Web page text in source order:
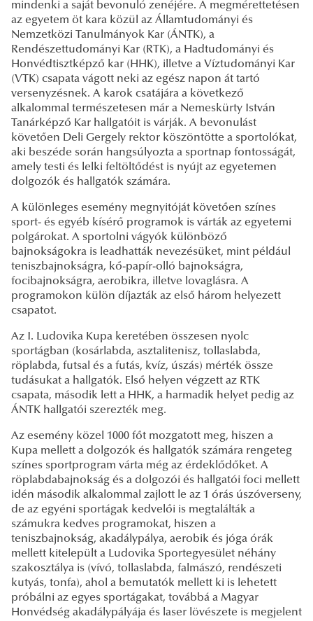
mindenki a saját bevonuló zenéjére. A megmérettetésen
az egyetem öt kara közül az Államtudományi és
Nemzetközi Tanulmányok Kar (ÁNTK), a
Rendészettudományi Kar (RTK), a Hadtudományi és
Honvédtisztképző kar (HHK), illetve a Víztudományi Kar
(VTK) csapata vágott neki az egész napon át tartó
versenyzésnek. A karok csatájára a következő
alkalommal természetesen már a Nemeskürty István
Tanárképző Kar hallgatóit is várják. A bevonulást
követően Deli Gergely rektor köszöntötte a sportolókat,
aki beszéde során hangsúlyozta a sportnap fontosságát,
amely testi és lelki feltöltődést is nyújt az egyetemen
dolgozók és hallgatók számára.
A különleges esemény megnyitóját követően színes
sport- és egyéb kísérő programok is várták az egyetemi
polgárokat. A sportolni vágyók különböző
bajnokságokra is leadhatták nevezésüket, mint például
teniszbajnokságra, kő-papír-olló bajnokságra,
focibajnokságra, aerobikra, illetve lovaglásra. A
programokon külön díjazták az első három helyezett
csapatot.
Az I. Ludovika Kupa keretében összesen nyolc
sportágban (kosárlabda, asztalitenisz, tollaslabda,
röplabda, futsal és a futás, kvíz, úszás) mérték össze
tudásukat a hallgatók. Első helyen végzett az RTK
csapata, második lett a HHK, a harmadik helyet pedig az
ÁNTK hallgatói szerezték meg.
Az esemény közel 1000 főt mozgatott meg, hiszen a
Kupa mellett a dolgozók és hallgatók számára rengeteg
színes sportprogram várta még az érdeklődőket. A
röplabdabajnokság és a dolgozói és hallgatói foci mellett
idén második alkalommal zajlott le az 1 órás úszóverseny,
de az egyéni sportágak kedvelői is megtalálták a
számukra kedves programokat, hiszen a
teniszbajnokság, akadálypálya, aerobik és jóga órák
mellett kitelepült a Ludovika Sportegyesület néhány
szakosztálya is (vívó, tollaslabda, falmászó, rendészeti
kutyás, tonfa), ahol a bemutatók mellett ki is lehetett
próbálni az egyes sportágakat, továbbá a Magyar
Honvédség akadálypályája és laser lövészete is megjelent